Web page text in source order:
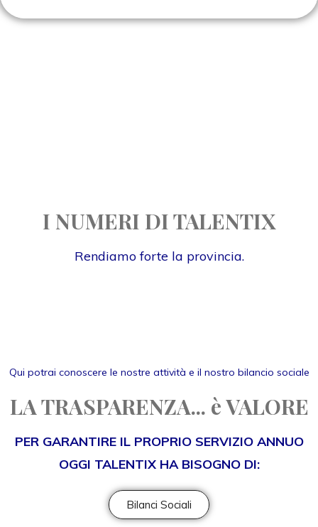
I NUMERI DI TALENTIX
Rendiamo forte la provincia.
Qui potrai conoscere le nostre attività e il nostro bilancio sociale
LA TRASPARENZA... è VALORE
PER GARANTIRE IL PROPRIO SERVIZIO ANNUO
OGGI TALENTIX HA BISOGNO DI:
Bilanci Sociali